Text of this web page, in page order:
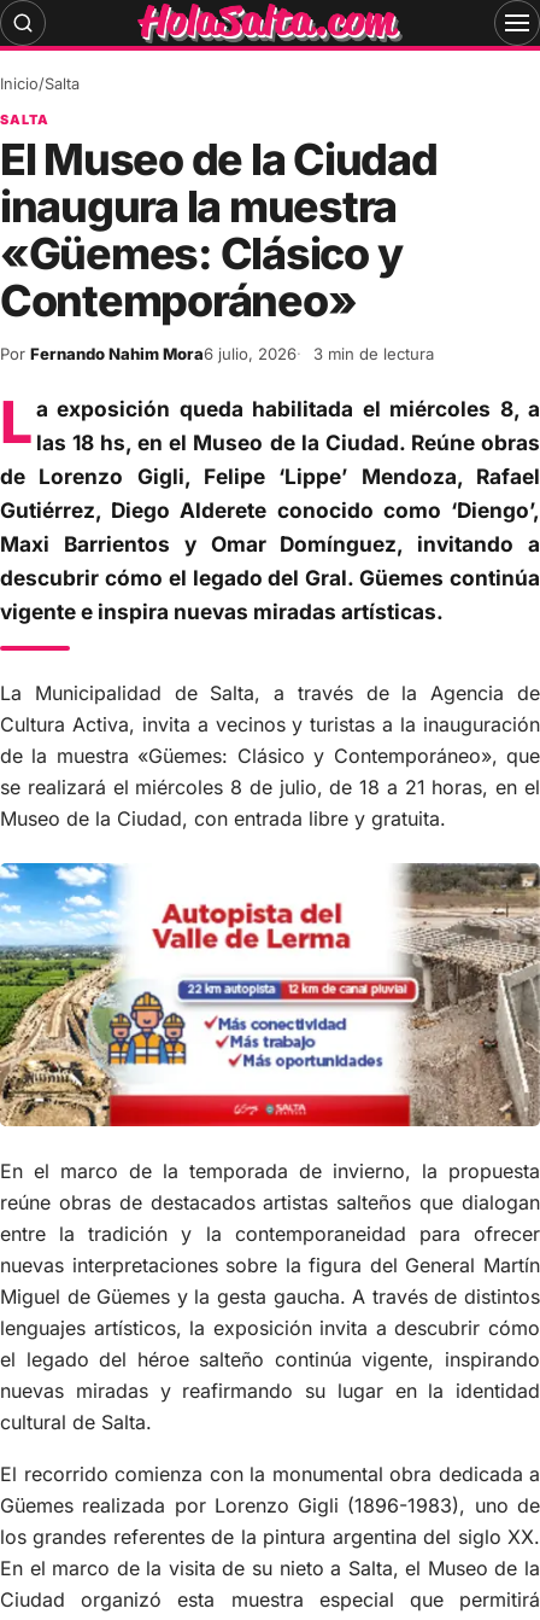
Skip
to
Inicio/Salta
SALTA
El Museo de la Ciudad
inaugura la muestra
«Güemes: Clásico y
Contemporáneo»
Por Fernando Nahim Mora6 julio, 2026 3 min de lectura
La exposición queda habilitada el miércoles 8, a
las 18 hs, en el Museo de la Ciudad. Reúne obras
de Lorenzo Gigli, Felipe ‘Lippe’ Mendoza, Rafael
Gutiérrez, Diego Alderete conocido como ‘Diengo’,
Maxi Barrientos y Omar Domínguez, invitando a
descubrir cómo el legado del Gral. Güemes continúa
vigente e inspira nuevas miradas artísticas.
La Municipalidad de Salta, a través de la Agencia de
Cultura Activa, invita a vecinos y turistas a la inauguración
de la muestra «Güemes: Clásico y Contemporáneo», que
se realizará el miércoles 8 de julio, de 18 a 21 horas, en el
Museo de la Ciudad, con entrada libre y gratuita.
En el marco de la temporada de invierno, la propuesta
reúne obras de destacados artistas salteños que dialogan
entre la tradición y la contemporaneidad para ofrecer
nuevas interpretaciones sobre la figura del General Martín
Miguel de Güemes y la gesta gaucha. A través de distintos
lenguajes artísticos, la exposición invita a descubrir cómo
el legado del héroe salteño continúa vigente, inspirando
nuevas miradas y reafirmando su lugar en la identidad
cultural de Salta.
El recorrido comienza con la monumental obra dedicada a
Güemes realizada por Lorenzo Gigli (1896-1983), uno de
los grandes referentes de la pintura argentina del siglo XX.
En el marco de la visita de su nieto a Salta, el Museo de la
Ciudad organizó esta muestra especial que permitirá